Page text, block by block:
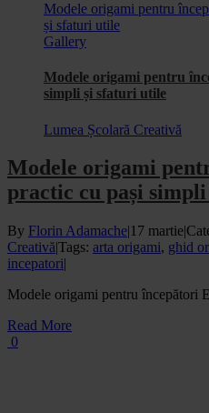
Modele origami pentru
și sfaturi utile
Gallery
Modele origami pentru
simpli și sfaturi utile
Lumea Școlară Creativă
Modele origami
practic cu pași
By Florin Adamache|17 martie|
Creativă|Tags: arta origami, ghid
incepatori|
Modele origami pentru începători
Read More
0